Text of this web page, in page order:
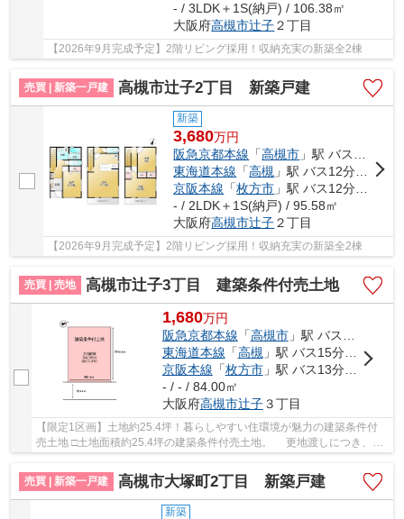
- / 3LDK＋1S(納戸) / 106.38㎡
大阪府高槻市辻子２丁目
【2026年9月完成予定】2階リビング採用！収納充実の新築全2棟
売買 | 新築一戸建 高槻市辻子2丁目 新築戸建
新築
3,680万円
阪急京都本線 「高槻市 」駅 バス10分 「内黒地橋」 停歩2分
東海道本線 「高槻 」駅 バス12分 「内黒地橋」 停歩2分
京阪本線 「枚方市 」駅 バス12分 「内黒地橋」 停歩2分
- / 2LDK＋1S(納戸) / 95.58㎡
大阪府高槻市辻子２丁目
【2026年9月完成予定】2階リビング採用！収納充実の新築全2棟
売買 | 売地 高槻市辻子3丁目 建築条件付売土地
1,680万円
阪急京都本線 「高槻市」駅 バス13分 「内黒地橋」 停歩4分
東海道本線 「高槻 」駅 バス15分 「内黒地橋」 停歩4分
京阪本線 「枚方市」駅 バス13分 「内黒地橋」 停歩6分
- / - / 84.00㎡
大阪府高槻市辻子３丁目
【限定1区画】土地約25.4坪！暮らしやすい住環境が魅力の建築条件付
売土地 □土地面積約25.4坪の建築条件付売土地。 更地渡しにつき、す
ぐに建築計画が立てられます。 □バス停まで徒...
売買 | 新築一戸建
高槻市大塚町2丁目 新築戸建
新築